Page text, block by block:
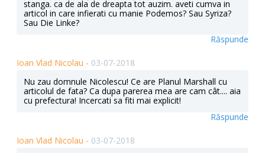
stanga. ca de ala de dreapta tot auzim. aveti cumva in
articol in care infierati cu manie Podemos? Sau Syriza?
Sau Die Linke?
Răspunde
Ioan Vlad Nicolau - 03-07-2018
Nu zau domnule Nicolescu! Ce are Planul Marshall cu
articolul de fata? Ca dupa parerea mea are cam cât.... aia
cu prefectura! Incercati sa fiti mai explicit!
Răspunde
Ioan Vlad Nicolau - 03-07-2018